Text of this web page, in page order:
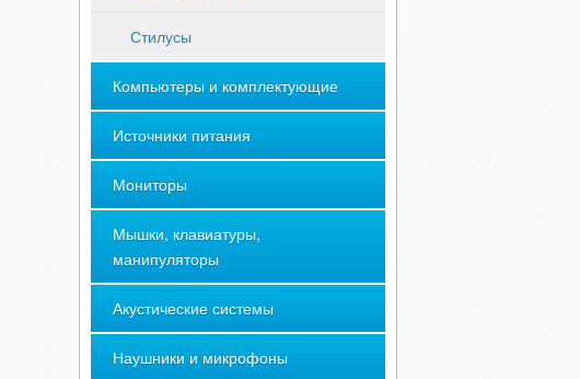
Стилусы
Компьютеры и комплектующие
Источники питания
Мониторы
Мышки, клавиатуры,
манипуляторы
Акустические системы
Наушники и микрофоны